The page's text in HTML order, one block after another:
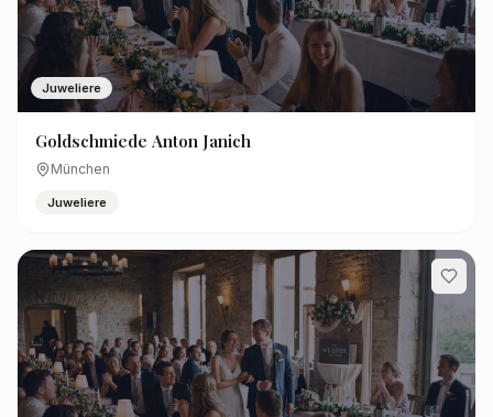
Juweliere
Goldschmiede Anton Janich
München
Juweliere